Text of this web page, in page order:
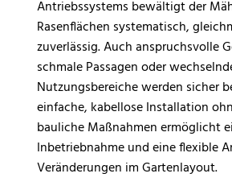
Antriebssystems bewältigt der
Rasenflächen systematisch,
zuverlässig. Auch anspruchsvolle
schmale Passagen oder
Nutzungsbereiche werden sicher
einfache, kabellose Installation
bauliche Maßnahmen ermöglicht
Inbetriebnahme und eine flexible
Veränderungen im Gartenlayout.